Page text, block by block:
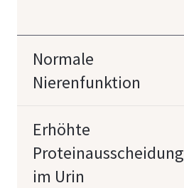
Normale
Nierenfunktion
Erhöhte
Proteinausscheidung
im Urin